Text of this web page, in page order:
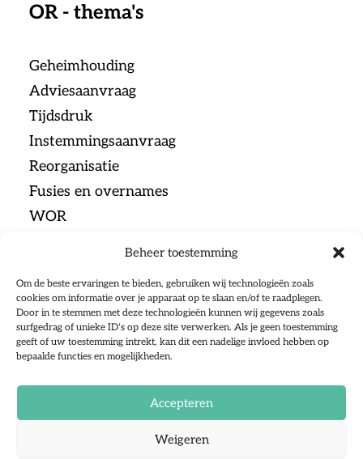
Beheer toestemming
Om de beste ervaringen te bieden, gebruiken wij technologieën zoals
cookies om informatie over je apparaat op te slaan en/of te raadplegen.
Door in te stemmen met deze technologieën kunnen wij gegevens zoals
surfgedrag of unieke ID's op deze site verwerken. Als je geen toestemming
geeft of uw toestemming intrekt, kan dit een nadelige invloed hebben op
bepaalde functies en mogelijkheden.
Accepteren
Weigeren
OR - thema's
Geheimhouding
Adviesaanvraag
Tijdsdruk
Instemmingsaanvraag
Reorganisatie
Fusies en overnames
WOR
Home
Ondernemingsraden
Alle artikelen